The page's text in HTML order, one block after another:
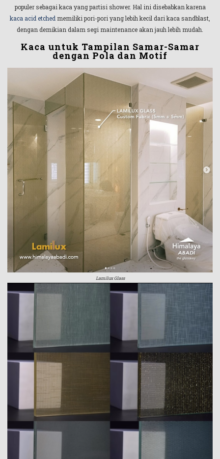
populer sebagai kaca yang partisi shower. Hal ini disebabkan karena
kaca acid etched memiliki pori-pori yang lebih kecil dari kaca sandblast,
dengan demikian dalam segi maintenance akan jauh lebih mudah.
Kaca untuk Tampilan Samar-Samar
dengan Pola dan Motif
Lamilux Glass